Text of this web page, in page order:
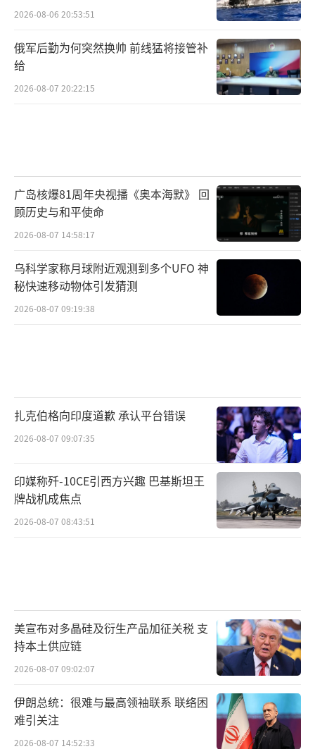
2026-08-06 20:53:51
俄军后勤为何突然换帅 前线猛将接管补
给
2026-08-07 20:22:15
广岛核爆81周年央视播《奥本海默》 回
顾历史与和平使命
2026-08-07 14:58:17
乌科学家称月球附近观测到多个UFO 神
秘快速移动物体引发猜测
2026-08-07 09:19:38
扎克伯格向印度道歉 承认平台错误
2026-08-07 09:07:35
印媒称歼-10CE引西方兴趣 巴基斯坦王
牌战机成焦点
2026-08-07 08:43:51
美宣布对多晶硅及衍生产品加征关税 支
持本土供应链
2026-08-07 09:02:07
伊朗总统：很难与最高领袖联系 联络困
难引关注
2026-08-07 14:52:33